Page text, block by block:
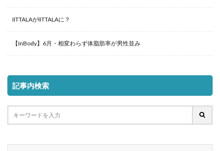
IITTALAがIITTALAに？
【InBody】6月・相変わらず体脂肪率が男性並み
記事内検索